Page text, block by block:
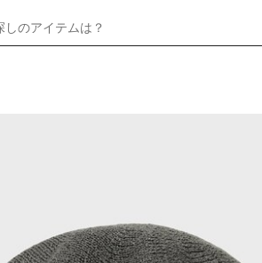
しのアイテムは？